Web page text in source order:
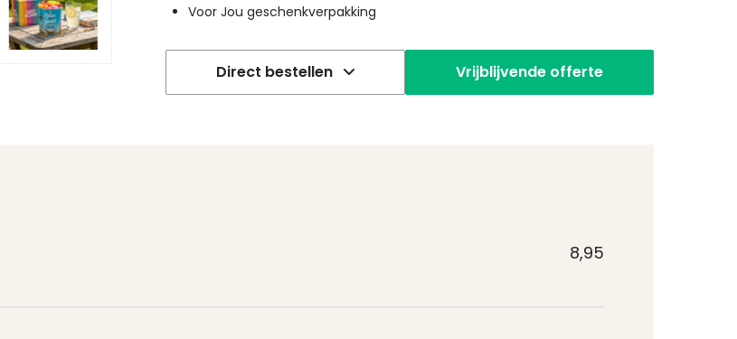
Voor Jou geschenkverpakking
Direct bestellen Vrijblijvende offerte
8,95